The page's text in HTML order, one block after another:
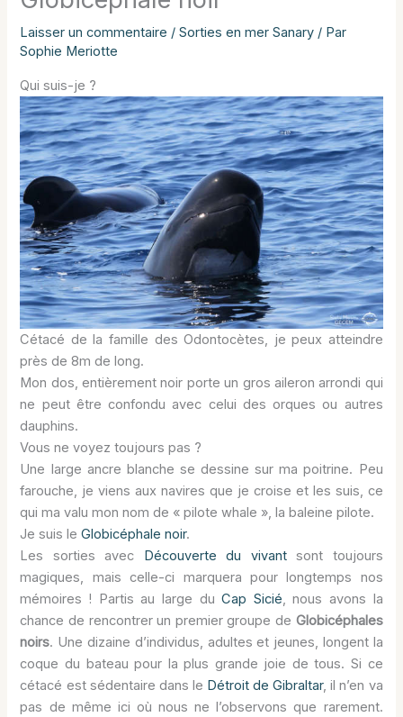
Laisser un commentaire /Sorties en mer Sanary / Par
Sophie Meriotte
Qui suis-je ?
Cétacé de la famille des Odontocètes, je peux atteindre
près de 8m de long.
Mon dos, entièrement noir porte un gros aileron arrondi qui
ne peut être confondu avec celui des orques ou autres
dauphins.
Vous ne voyez toujours pas ?
Une large ancre blanche se dessine sur ma poitrine. Peu
farouche, je viens aux navires que je croise et les suis, ce
qui ma valu mon nom de « pilote whale », la baleine pilote.
Je suis leGlobicéphale noir.
Les sorties avec
Découverte du vivantsont toujours
magiques, mais celle-ci marquera pour longtemps nos
mémoires ! Partis au large duCap Sicié, nous avons la
chance de rencontrer un premier groupe de Globicéphales
noirs. Une dizaine d’individus, adultes et jeunes, longent la
coque du bateau pour la plus grande joie de tous. Si ce
cétacé est sédentaire dans le Détroit de Gibraltar, il n’en va
pas de même ici où nous ne l’observons que rarement.